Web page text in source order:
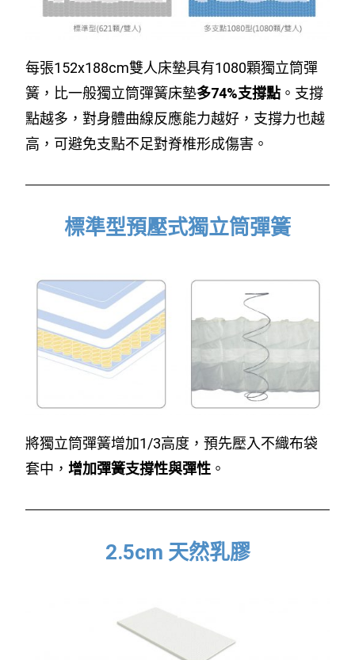
每張152x188cm雙人床墊具有1080顆獨立筒彈
簧，比一般獨立筒彈簧床墊多74%支撐點 。支撐
點越多，對身體曲線反應能力越好，支撐力也越
高，可避免支點不足對脊椎形成傷害。
標準型預壓式獨立筒彈簧
將獨立筒彈簧增加1/3高度，預先壓入不織布袋
套中，增加彈簧支撐性與彈性 。
2.5cm 天然乳膠